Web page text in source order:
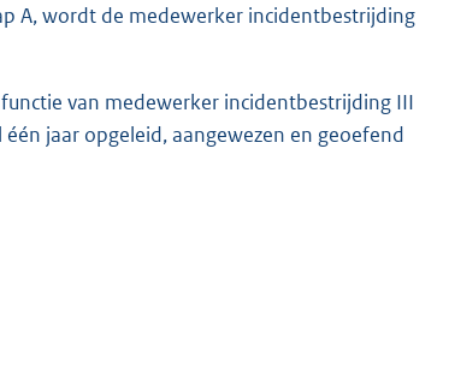
A, wordt de medewerker incidentbestrijding
van medewerker incidentbestrijding III
jaar opgeleid, aangewezen en geoefend